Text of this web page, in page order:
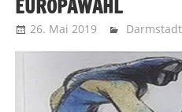
EUROPAWAHL
26. Mai 2019 Uffbasse
Darmstadt